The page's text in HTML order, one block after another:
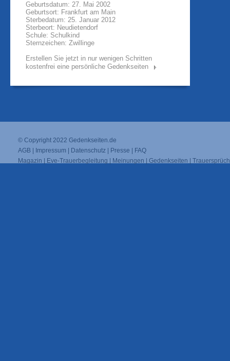
Geburtsdatum: 27. Mai 2002
Geburtsort: Frankfurt am Main
Sterbedatum: 25. Januar 2012
Sterbeort: Neudietendorf
Schule: Schulkind
Sternzeichen: Zwillinge
Erstellen Sie jetzt in nur wenigen Schritten
kostenfrei eine persönliche Gedenkseiten
© Copyright 2022 Gedenkseiten.de
AGB
Impressum Datenschutz Presse
FAQ
Magazin
Eve-Trauerbegleitung Meinungen Gedenkseiten